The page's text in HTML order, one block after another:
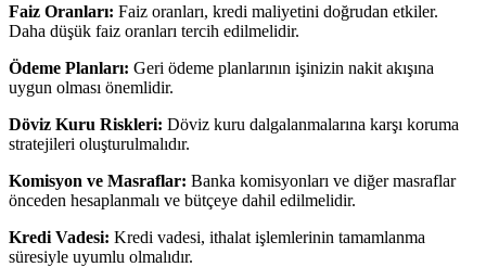
Faiz Oranları: Faiz oranları, kredi maliyetini doğrudan etkiler.
Daha düşük faiz oranları tercih edilmelidir.
Ödeme Planları: Geri ödeme planlarının işinizin nakit akışına
uygun olması önemlidir.
Döviz Kuru Riskleri: Döviz kuru dalgalanmalarına karşı koruma
stratejileri oluşturulmalıdır.
Komisyon ve Masraflar: Banka komisyonları ve diğer masraflar
önceden hesaplanmalı ve bütçeye dahil edilmelidir.
Kredi Vadesi: Kredi vadesi, ithalat işlemlerinin tamamlanma
süresiyle uyumlu olmalıdır.